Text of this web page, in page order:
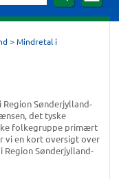
> Mindretal i
Sønderjylland-
det tyske
folkegruppe primært
vi en kort oversigt over
Sønderjylland-